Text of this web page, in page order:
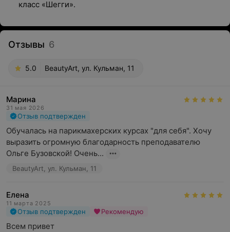
класс «Шегги».
Отзывы 6
5.0 BeautyArt, ул. Кульман, 11
Марина
31 мая 2026
Отзыв подтвержден
Обучалась на парикмахерских курсах "для себя". Хочу
выразить огромную благодарность преподавателю
Ольге Бузовской! Очень...
BeautyArt, ул. Кульман, 11
Елена
11 марта 2025
Отзыв подтвержден Рекомендую
Всем привет